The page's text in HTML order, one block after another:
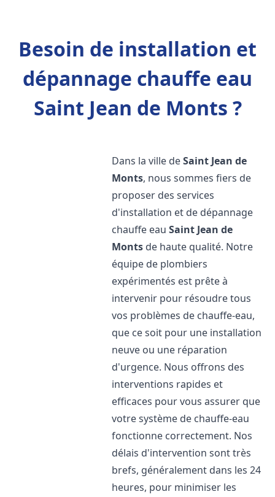
Besoin de installation et
dépannage chauffe eau
Saint Jean de Monts ?
Dans la ville deSaint Jean de
Monts, nous sommes fiers de
proposer des services
d'installation et de dépannage
chauffe eauSaint Jean de
Monts de haute qualité. Notre
équipe de plombiers
expérimentés est prête à
intervenir pour résoudre tous
vos problèmes de chauffe-eau,
que ce soit pour une installation
neuve ou une réparation
d'urgence. Nous offrons des
interventions rapides et
efficaces pour vous assurer que
votre système de chauffe-eau
fonctionne correctement. Nos
délais d'intervention sont très
brefs, généralement dans les 24
heures, pour minimiser les